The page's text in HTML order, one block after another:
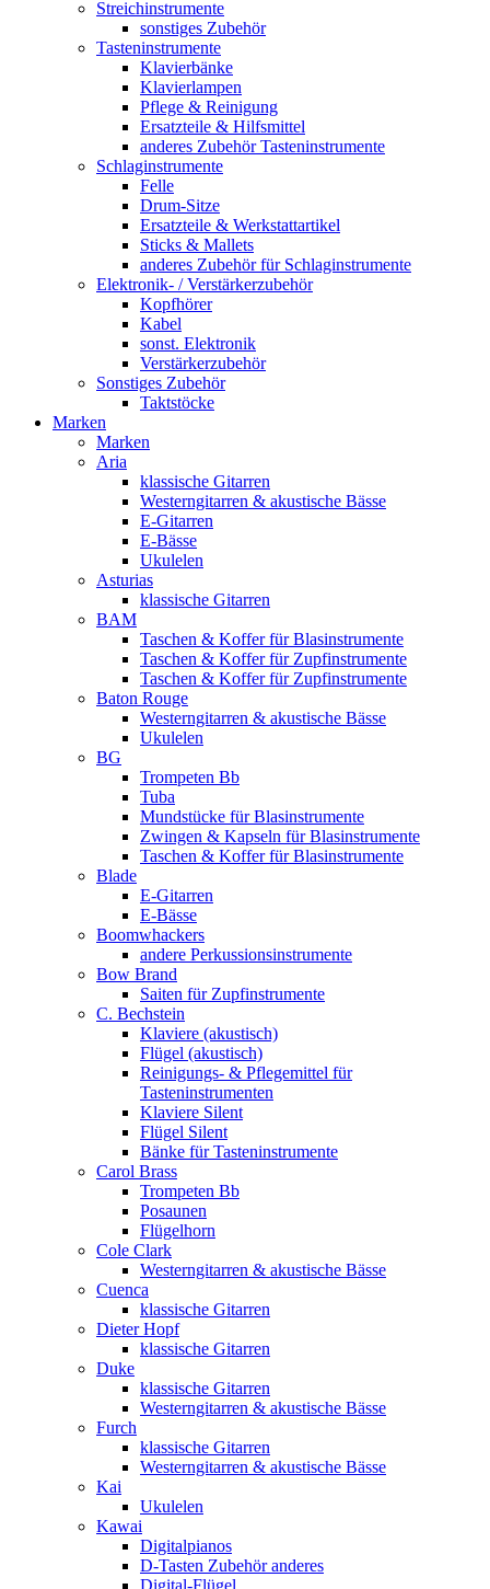
Streichinstrumente
sonstiges Zubehör
Tasteninstrumente
Klavierbänke
Klavierlampen
Pflege & Reinigung
Ersatzteile & Hilfsmittel
anderes Zubehör Tasteninstrumente
Schlaginstrumente
Felle
Drum-Sitze
Ersatzteile & Werkstattartikel
Sticks & Mallets
anderes Zubehör für Schlaginstrumente
Elektronik- / Verstärkerzubehör
Kopfhörer
Kabel
sonst. Elektronik
Verstärkerzubehör
Sonstiges Zubehör
Taktstöcke
Marken
Marken
Aria
klassische Gitarren
Westerngitarren & akustische Bässe
E-Gitarren
E-Bässe
Ukulelen
Asturias
klassische Gitarren
BAM
Taschen & Koffer für Blasinstrumente
Taschen & Koffer für Zupfinstrumente
Taschen & Koffer für Zupfinstrumente
Baton Rouge
Westerngitarren & akustische Bässe
Ukulelen
BG
Trompeten Bb
Tuba
Mundstücke für Blasinstrumente
Zwingen & Kapseln für Blasinstrumente
Taschen & Koffer für Blasinstrumente
Blade
E-Gitarren
E-Bässe
Boomwhackers
andere Perkussionsinstrumente
Bow Brand
Saiten für Zupfinstrumente
C. Bechstein
Klaviere (akustisch)
Flügel (akustisch)
Reinigungs- & Pflegemittel für
Tasteninstrumenten
Klaviere Silent
Flügel Silent
Bänke für Tasteninstrumente
Carol Brass
Trompeten Bb
Posaunen
Flügelhorn
Cole Clark
Westerngitarren & akustische Bässe
Cuenca
klassische Gitarren
Dieter Hopf
klassische Gitarren
Duke
klassische Gitarren
Westerngitarren & akustische Bässe
Furch
klassische Gitarren
Westerngitarren & akustische Bässe
Kai
Ukulelen
Kawai
Digitalpianos
D-Tasten Zubehör anderes
Digital-Flügel